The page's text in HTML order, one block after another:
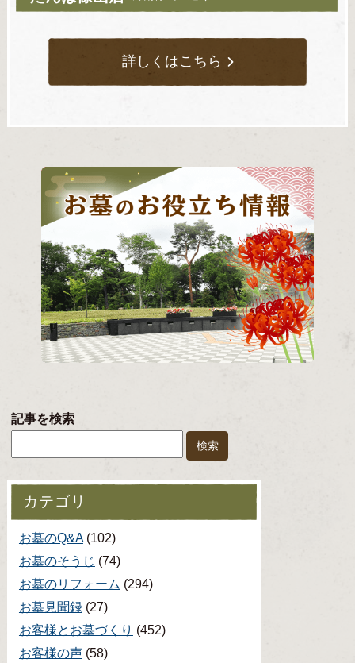
詳しくはこちら
記事を検索
カテゴリ
お墓のQ&A(102)
お墓のそうじ (74)
お墓のリフォーム (294)
お墓見聞録(27)
お客様とお墓づくり (452)
お客様の声(58)